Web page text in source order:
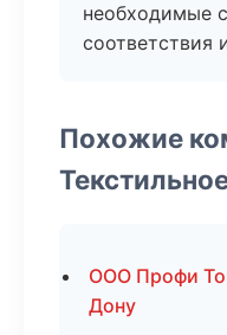
необходимые
соответствия
Похожие
ООО Профи
Дону